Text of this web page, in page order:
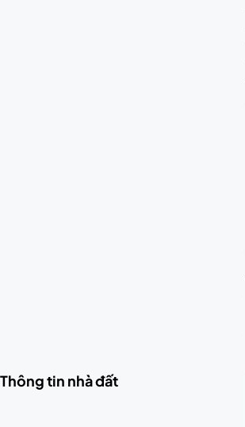
Thông tin nhà đất